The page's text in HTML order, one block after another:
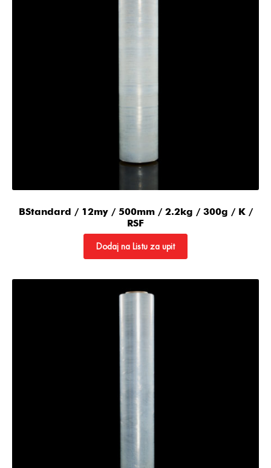
BStandard / 12my / 500mm / 2.2kg / 300g / K /
RSF
Dodaj na Listu za upit